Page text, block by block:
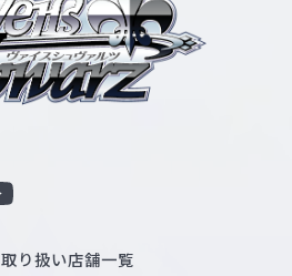
u
取り扱い店舗一覧